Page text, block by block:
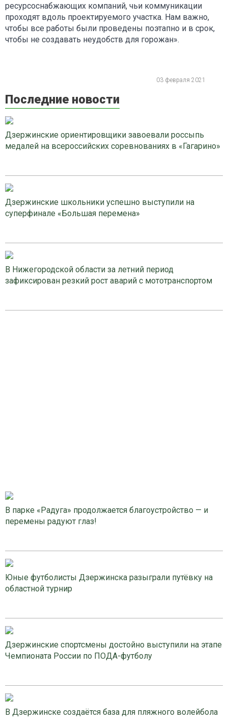
ресурсоснабжающих компаний, чьи коммуникации
проходят вдоль проектируемого участка. Нам важно,
чтобы все работы были проведены поэтапно и в срок,
чтобы не создавать неудобств для горожан».
03 февраля 2021
Последние новости
Дзержинские ориентировщики завоевали россыпь
медалей на всероссийских соревнованиях в «Гагарино»
Дзержинские школьники успешно выступили на
суперфинале «Большая перемена»
В Нижегородской области за летний период
зафиксирован резкий рост аварий с мототранспортом
В парке «Радуга» продолжается благоустройство — и
перемены радуют глаз!
Юные футболисты Дзержинска разыграли путёвку на
областной турнир
Дзержинские спортсмены достойно выступили на этапе
Чемпионата России по ПОДА-футболу
В Дзержинске создаётся база для пляжного волейбола